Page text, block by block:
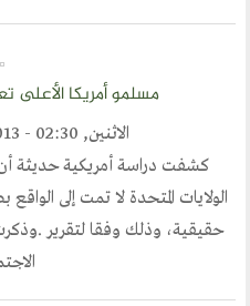
مسلمو أمريكا الأعلى
الاثنين, December 9, 2013 - 02:30
كشفت دراسة أمريكية حديثة أن
الولايات المتحدة لا تمت إلى
حقيقية، وذلك وفقا لتقرير